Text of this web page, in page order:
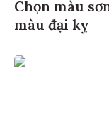
Chọn màu
màu đại kỵ